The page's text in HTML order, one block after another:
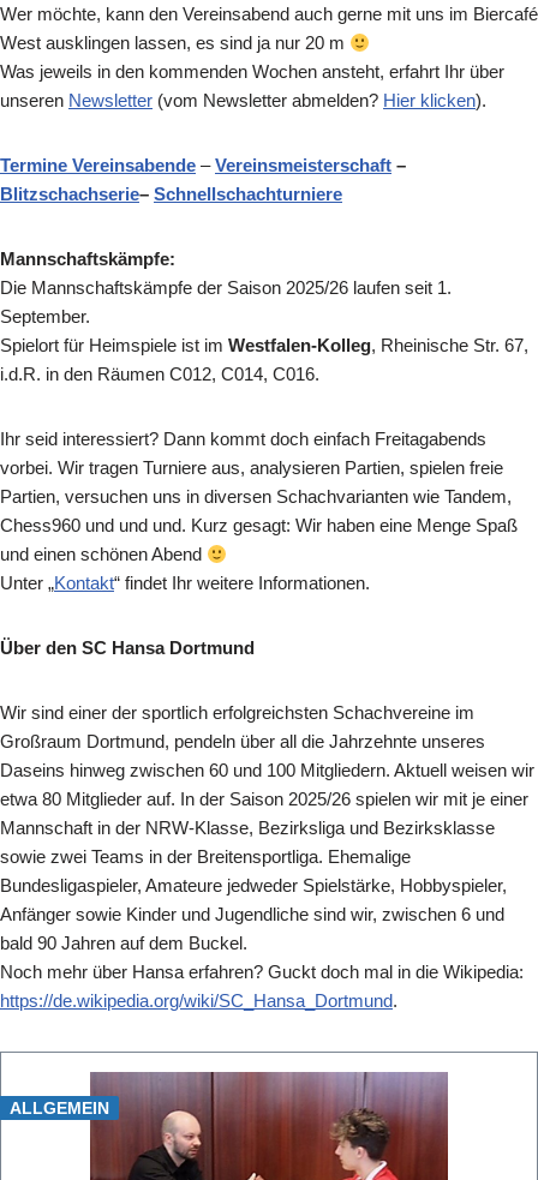
Wer möchte, kann den Vereinsabend auch gerne mit uns im Biercafé
West ausklingen lassen, es sind ja nur 20 m
Was jeweils in den kommenden Wochen ansteht, erfahrt Ihr über
unseren Newsletter (vom Newsletter abmelden? Hier klicken).
Termine Vereinsabende –Vereinsmeisterschaft –
Blitzschachserie– Schnellschachturniere
Mannschaftskämpfe:
Die Mannschaftskämpfe der Saison 2025/26 laufen seit 1.
September.
Spielort für Heimspiele ist im Westfalen-Kolleg, Rheinische Str. 67,
i.d.R. in den Räumen C012, C014, C016.
Ihr seid interessiert? Dann kommt doch einfach Freitagabends
vorbei. Wir tragen Turniere aus, analysieren Partien, spielen freie
Partien, versuchen uns in diversen Schachvarianten wie Tandem,
Chess960 und und und. Kurz gesagt: Wir haben eine Menge Spaß
und einen schönen Abend
Unter „Kontakt“ findet Ihr weitere Informationen.
Über den SC Hansa Dortmund
Wir sind einer der sportlich erfolgreichsten Schachvereine im
Großraum Dortmund, pendeln über all die Jahrzehnte unseres
Daseins hinweg zwischen 60 und 100 Mitgliedern. Aktuell weisen wir
etwa 80 Mitglieder auf. In der Saison 2025/26 spielen wir mit je einer
Mannschaft in der NRW-Klasse, Bezirksliga und Bezirksklasse
sowie zwei Teams in der Breitensportliga. Ehemalige
Bundesligaspieler, Amateure jedweder Spielstärke, Hobbyspieler,
Anfänger sowie Kinder und Jugendliche sind wir, zwischen 6 und
bald 90 Jahren auf dem Buckel.
Noch mehr über Hansa erfahren? Guckt doch mal in die Wikipedia:
https://de.wikipedia.org/wiki/SC_Hansa_Dortmund.
ALLGEMEIN